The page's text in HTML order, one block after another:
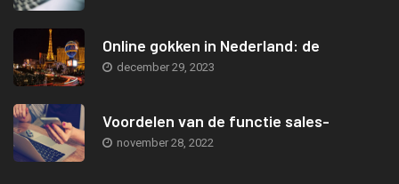
Online gokken in Nederland: de
december 29, 2023
Voordelen van de functie sales-
november 28, 2022